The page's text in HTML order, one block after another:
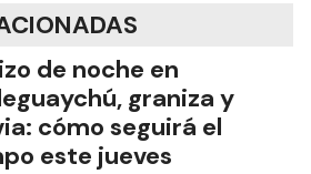
de noche en
graniza y
cómo seguirá el
este jueves